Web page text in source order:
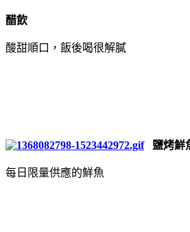
醋飲
酸甜順口，飯後喝很解膩
鹽烤鮮
每日限量供應的鮮魚